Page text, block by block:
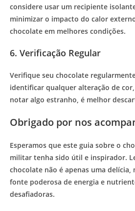
considere usar um recipiente
minimizar o impacto do calor
chocolate em melhores condições.
6. Verificação Regular
Verifique seu chocolate
identificar qualquer alteração de
notar algo estranho, é melhor
Obrigado por nos
Esperamos que este guia sobre o
militar tenha sido útil e inspirador.
chocolate não é apenas uma delícia,
fonte poderosa de energia e
desafiadoras.